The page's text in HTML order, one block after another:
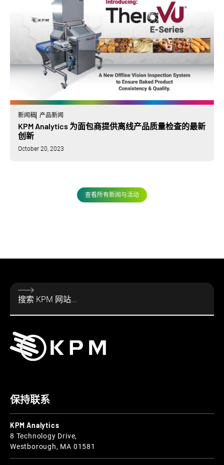
新闻稿 产品新闻
KPM Analytics 为面包商提供离线产品质量检查的最新
创新
October 20, 2023
查看所有新闻与活动
保持联系
KPM Analytics
8 Technology Drive,
Westborough, MA 01581